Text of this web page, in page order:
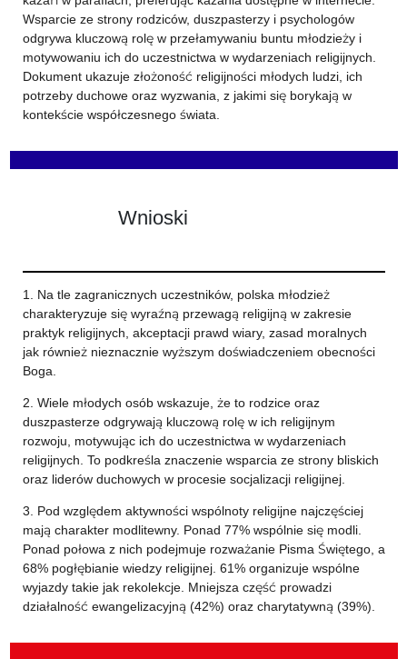
Wsparcie ze strony rodziców, duszpasterzy i psychologów
odgrywa kluczową rolę w przełamywaniu buntu młodzieży i
motywowaniu ich do uczestnictwa w wydarzeniach religijnych.
Dokument ukazuje złożoność religijności młodych ludzi, ich
potrzeby duchowe oraz wyzwania, z jakimi się borykają w
kontekście współczesnego świata.
Wnioski
1. Na tle zagranicznych uczestników, polska młodzież
charakteryzuje się wyraźną przewagą religijną w zakresie
praktyk religijnych, akceptacji prawd wiary, zasad moralnych
jak również nieznacznie wyższym doświadczeniem obecności
Boga.
2. Wiele młodych osób wskazuje, że to rodzice oraz
duszpasterze odgrywają kluczową rolę w ich religijnym
rozwoju, motywując ich do uczestnictwa w wydarzeniach
religijnych. To podkreśla znaczenie wsparcia ze strony bliskich
oraz liderów duchowych w procesie socjalizacji religijnej.
3. Pod względem aktywności wspólnoty religijne najczęściej
mają charakter modlitewny. Ponad 77% wspólnie się modli.
Ponad połowa z nich podejmuje rozważanie Pisma Świętego, a
68% pogłębianie wiedzy religijnej. 61% organizuje wspólne
wyjazdy takie jak rekolekcje. Mniejsza część prowadzi
działalność ewangelizacyjną (42%) oraz charytatywną (39%).